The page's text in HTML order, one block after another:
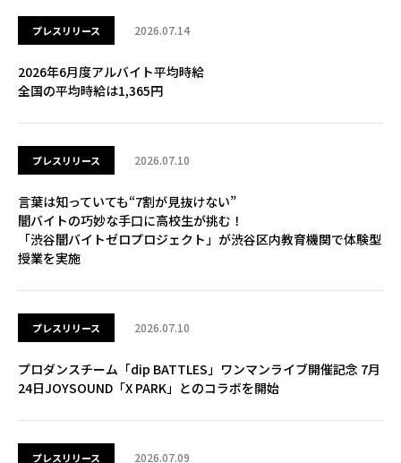
プレスリリース 2026.07.14
2026年6月度アルバイト平均時給
全国の平均時給は1,365円
プレスリリース 2026.07.10
言葉は知っていても“7割が見抜けない”
闇バイトの巧妙な手口に高校生が挑む！
「渋谷闇バイトゼロプロジェクト」が渋谷区内教育機関で体験型
授業を実施
プレスリリース 2026.07.10
プロダンスチーム「dip BATTLES」ワンマンライブ開催記念 7月
24日JOYSOUND「X PARK」とのコラボを開始
プレスリリース 2026.07.09